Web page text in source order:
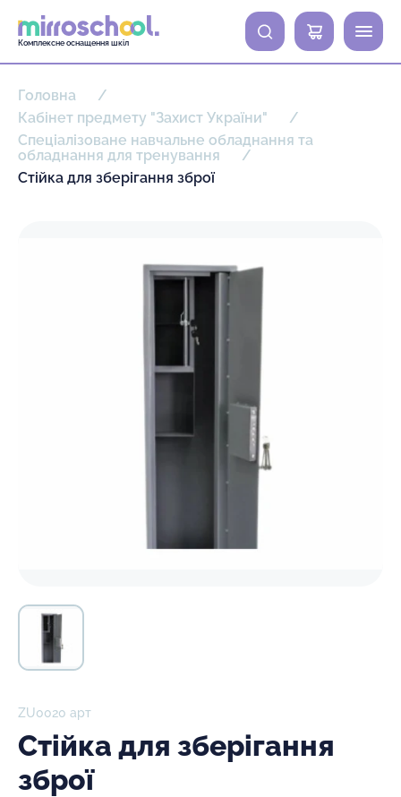
Комплексне оснащення шкіл
0
Головна
Кабінет предмету "Захист України"
Спеціалізоване навчальне обладнання та
обладнання для тренування
Стійка для зберігання зброї
ZU0020 арт
Стійка для зберігання
зброї